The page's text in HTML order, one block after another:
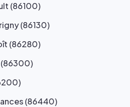
(86100)
(86130)
(86280)
(86300)
(86440)